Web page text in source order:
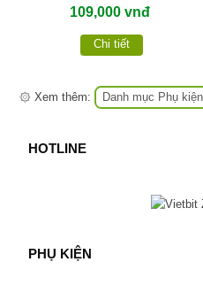
109,000 vnđ
Chi tiết
۞ Xem thêm: Danh mục Phụ
HOTLINE
PHỤ KIỆN